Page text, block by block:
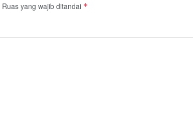
Ruas yang wajib ditandai *